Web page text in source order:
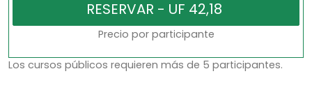
Precio por participante
Los cursos públicos requieren más de 5 participantes.